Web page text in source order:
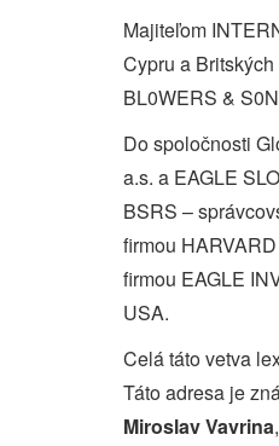
Majiteľom
Cypru a
BL0WERS &
Do spoločnosti
a.s. a EAGLE
BSRS –
firmou
firmou EAGLE
USA.
Celá táto vetva
Táto adresa je
Miroslav Vavrina